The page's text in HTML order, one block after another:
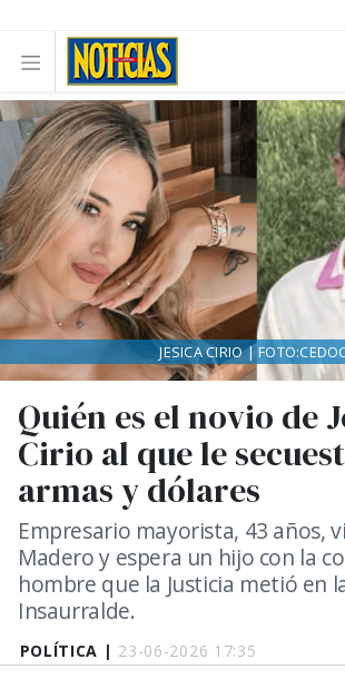
POLÍTICA | 23-06-2026 17:35
Quién es el novio de
Cirio al que le
armas y dólares
Empresario mayorista, 43 años,
Madero y espera un hijo con la
hombre que la Justicia metió en
Insaurralde.
JESICA CIRIO |